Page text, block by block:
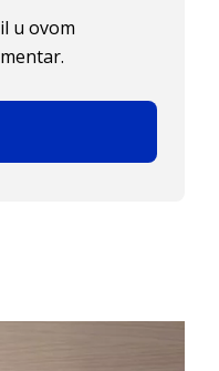
u ovom